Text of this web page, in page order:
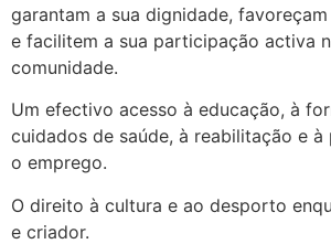
garantam a sua dignidade,
e facilitem a sua participação activa
comunidade.
Um efectivo acesso à educação, à
cuidados de saúde, à reabilitação e à
o emprego.
O direito à cultura e ao desporto
e criador.